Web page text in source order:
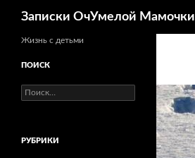
Перейти
Записки ОчУмелой Мамочки
Жизнь с детьми
ПОИСК
Найти:
РУБРИКИ